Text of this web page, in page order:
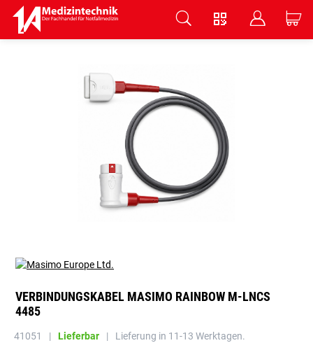
V B C
VERBINDUNGSKABEL MASIMO RAINBOW M-LNCS
4485
41051 | Lieferbar | Lieferung in 11-13 Werktagen.